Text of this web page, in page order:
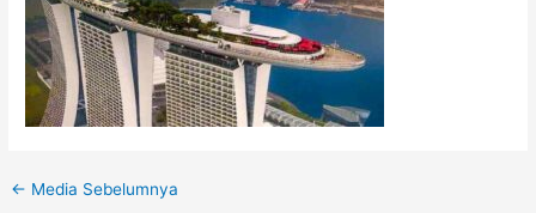
← Media Sebelumnya